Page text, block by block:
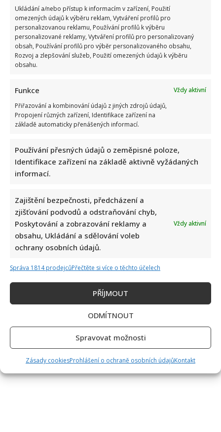
Ukládání a/nebo přístup k informacím v zařízení, Použití
omezených údajů k výběru reklam, Vytváření profilů pro
personalizovanou reklamu, Používání profilů k výběru
personalizované reklamy, Vytváření profilů pro personalizovaný
obsah, Používání profilů pro výběr personalizovaného obsahu,
Rozvoj a zlepšování služeb, Použití omezených údajů k výběru
obsahu.
Funkce
Vždy aktivní
Přiřazování a kombinování údajů z jiných zdrojů údajů,
Propojení různých zařízení, Identifikace zařízení na
základě automaticky přenášených informací.
Používání přesných údajů o zeměpisné poloze,
Identifikace zařízení na základě aktivně vyžádaných
informací.
Zajištění bezpečnosti, předcházení a
zjišťování podvodů a odstraňování chyb,
Poskytování a zobrazování reklamy a
obsahu, Ukládání a sdělování voleb
ochrany osobních údajů.
Vždy aktivní
Správa 1814 prodejcůPřečtěte si více o těchto účelech
PŘÍJMOUT
ODMÍTNOUT
Spravovat možnosti
Zásady cookiesProhlášení o ochraně osobních údajůKontakt